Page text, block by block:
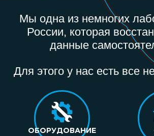
Мы одна из немногих
России, которая
данные
Для этого у нас есть все
ОБОРУДОВАНИЕ